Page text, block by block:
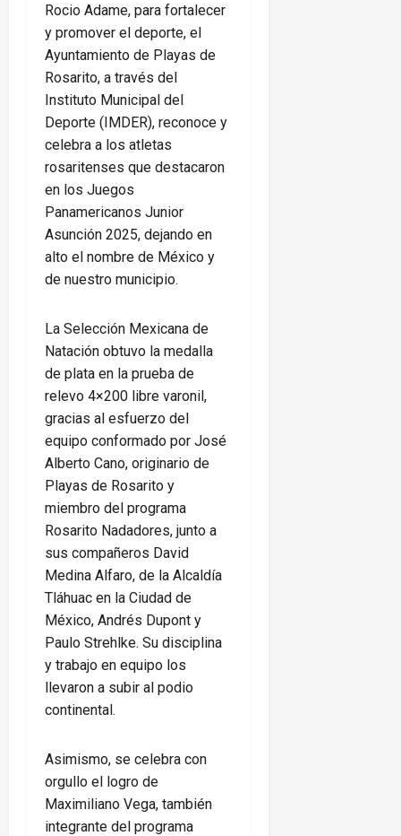
Rocio Adame, para fortalecer
y promover el deporte, el
Ayuntamiento de Playas de
Rosarito, a través del
Instituto Municipal del
Deporte (IMDER), reconoce y
celebra a los atletas
rosaritenses que destacaron
en los Juegos
Panamericanos Junior
Asunción 2025, dejando en
alto el nombre de México y
de nuestro municipio.
La Selección Mexicana de
Natación obtuvo la medalla
de plata en la prueba de
relevo 4×200 libre varonil,
gracias al esfuerzo del
equipo conformado por José
Alberto Cano, originario de
Playas de Rosarito y
miembro del programa
Rosarito Nadadores, junto a
sus compañeros David
Medina Alfaro, de la Alcaldía
Tláhuac en la Ciudad de
México, Andrés Dupont y
Paulo Strehlke. Su disciplina
y trabajo en equipo los
llevaron a subir al podio
continental.
Asimismo, se celebra con
orgullo el logro de
Maximiliano Vega, también
integrante del programa